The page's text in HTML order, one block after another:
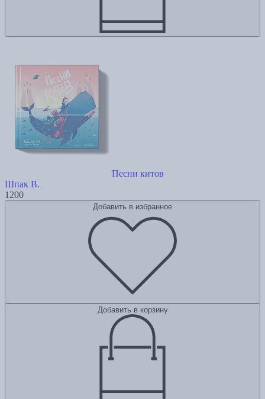
Песни китов
Шпак В.
1200
Добавить в избранное
Добавить в корзину